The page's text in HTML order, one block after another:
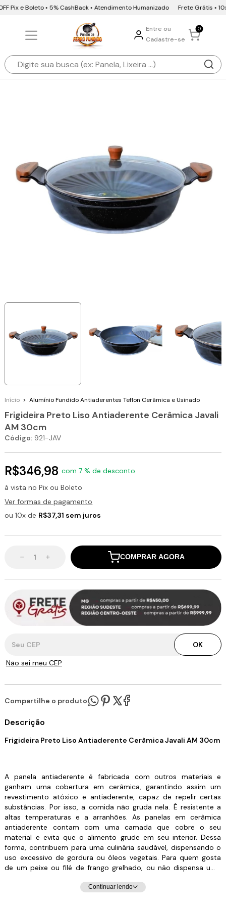
Pix e Boleto • 5% CashBack • Atendimento Humanizado Frete Grátis • 10x
Entre ou
Cadastre-se
0
Início > Alumínio Fundido Antiaderentes Teflon Cerâmica e Usinado
Frigideira Preto Liso Antiaderente Cerâmica Javali
AM 30cm
Código: 921-JAV
R$346,98 com 7 % de desconto
à vista no Pix ou Boleto
Ver formas de pagamento
ou 10x de R$37,31 sem juros
COMPRAR AGORA
OK
Não sei meu CEP
Compartilhe o produto:
Descrição
Frigideira Preto Liso Antiaderente Cerâmica Javali AM 30cm
A panela antiaderente é fabricada com outros materiais e
ganham uma cobertura em cerâmica, garantindo assim um
revestimento atóxico e antiaderente, capaz de repelir certas
substâncias. Por isso, a comida não gruda nela. É resistente a
altas temperaturas e a arranhões. As panelas em cerâmica
antiaderente contam com uma camada que cobre o seu
material e evita que o alimento grude em seu interior. Dessa
forma, contribuem para uma culinária saudável, dispensando o
uso excessivo de gordura ou óleos vegetais. Para quem gosta
de um peixe ou filé de frango grelhado, ou não dispensa uma
Continuar lendo